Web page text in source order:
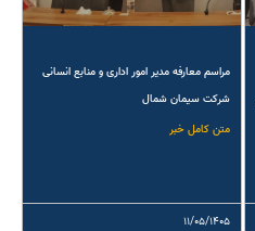
مراسم معارفه مدیر امور اداری و منابع انسانی
شرکت سیمان شمال
متن کامل خبر
۱۱/۰۵/۱۴۰۵